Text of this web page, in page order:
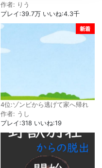
作者: りう
プレイ:39.7万 いいね:4.3千
4位:ゾンビから逃げて家へ帰れ
作者: うし
プレイ:318 いいね:19